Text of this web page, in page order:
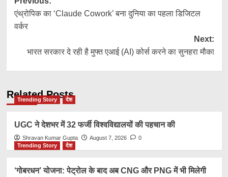
navigation
एंथ्रोपिक का ‘Claude Cowork’ बना दुनिया का पहला डिजिटल
वर्कर
Next:
भारत सरकार दे रही है मुफ्त एआई (AI) कोर्स करने का सुनहरा मौका
Related Posts
Trending Story देश
UGC ने देशभर में 32 फर्जी विश्वविद्यालयों की पहचान की
Shravan Kumar Gupta August 7, 2026
0
Trending Story
देश
‘गोबरधन’ योजना: पेट्रोल के बाद अब CNG और PNG में भी मिलेगी